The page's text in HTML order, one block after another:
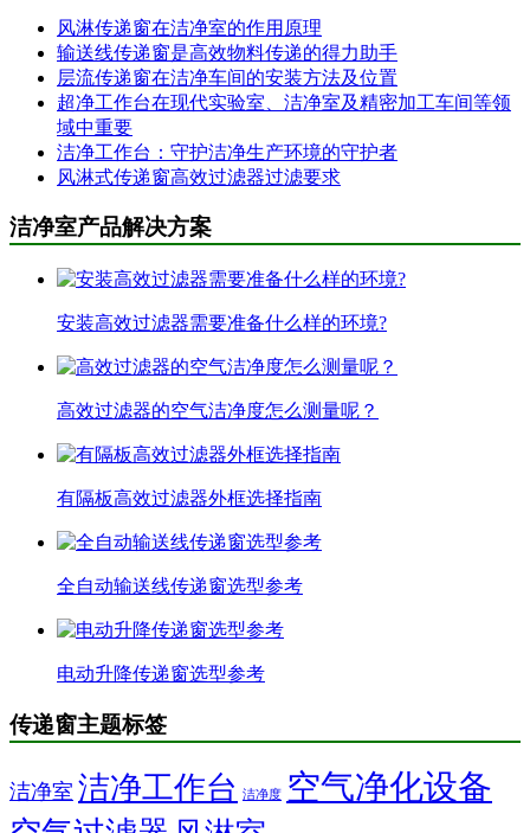
风淋传递窗在洁净室的作用原理
输送线传递窗是高效物料传递的得力助手
层流传递窗在洁净车间的安装方法及位置
超净工作台在现代实验室、洁净室及精密加工车间等领
域中重要
洁净工作台：守护洁净生产环境的守护者
风淋式传递窗高效过滤器过滤要求
洁净室产品解决方案
安装高效过滤器需要准备什么样的环境?
高效过滤器的空气洁净度怎么测量呢？
有隔板高效过滤器外框选择指南
全自动输送线传递窗选型参考
电动升降传递窗选型参考
传递窗主题标签
洁净室 洁净工作台 洁净度 空气净化设备